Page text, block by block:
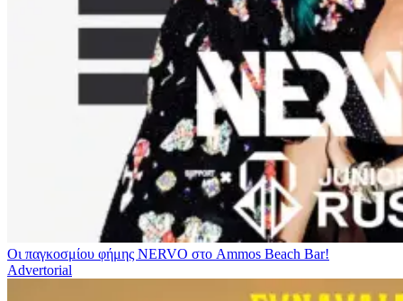
Οι παγκοσμίου φήμης NERVO στο Ammos Beach Bar!
Advertorial